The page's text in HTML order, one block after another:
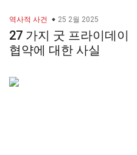
역사적 사건 25 2월 2025
27 가지 굿 프라이데이
협약에 대한 사실